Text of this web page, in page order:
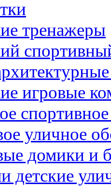
тренажеры
игровые
уличное
домики и
детские